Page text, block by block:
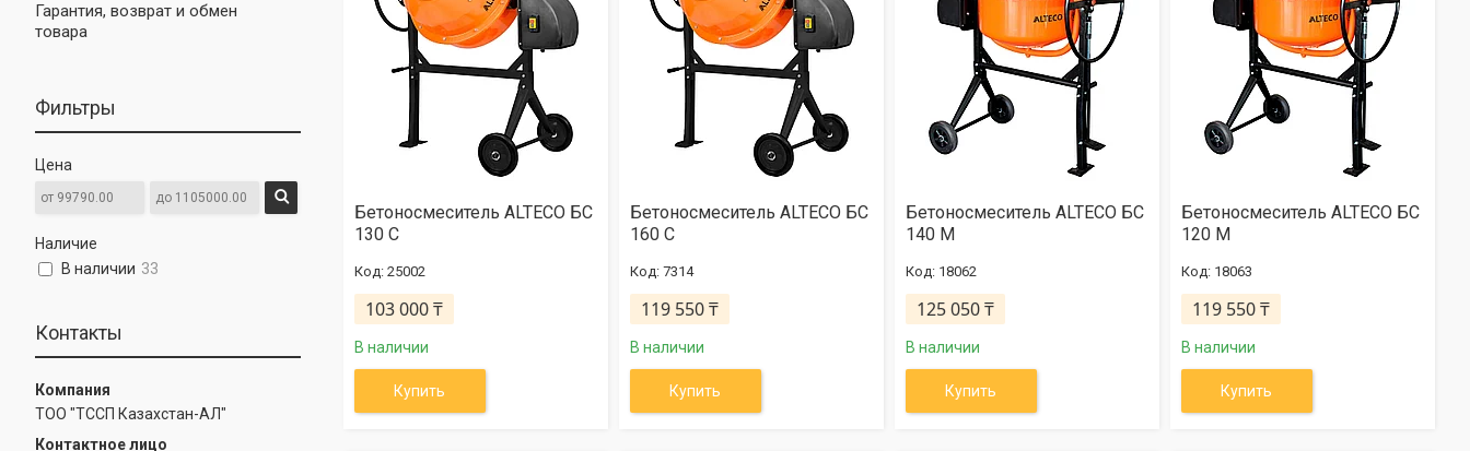
Гарантия, возврат и обмен
товара
Фильтры
Цена
Наличие
В наличии 33
Контакты
ТОО "ТССП Казахстан-АЛ"
Бетоносмеситель ALTECO БС
130 С
25002
103 000 ₸
В наличии
Купить
Бетоносмеситель ALTECO БС
160 С
7314
119 550 ₸
В наличии
Купить
Бетоносмеситель ALTECO БС
140 М
18062
125 050 ₸
В наличии
Купить
Бетоносмеситель ALTECO БС
120 М
18063
119 550 ₸
В наличии
Купить